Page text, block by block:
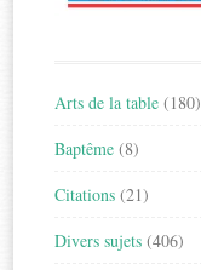
Arts de la table (180)
Baptême (8)
Citations (21)
Divers sujets (406)